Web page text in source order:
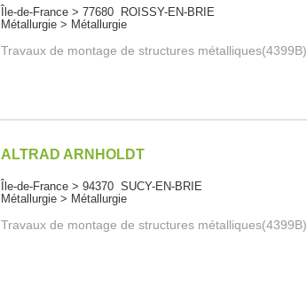
Île-de-France > 77680 ROISSY-EN-BRIE
Métallurgie > Métallurgie
Travaux de montage de structures métalliques(4399B)
ALTRAD ARNHOLDT
Île-de-France > 94370 SUCY-EN-BRIE
Métallurgie > Métallurgie
Travaux de montage de structures métalliques(4399B)